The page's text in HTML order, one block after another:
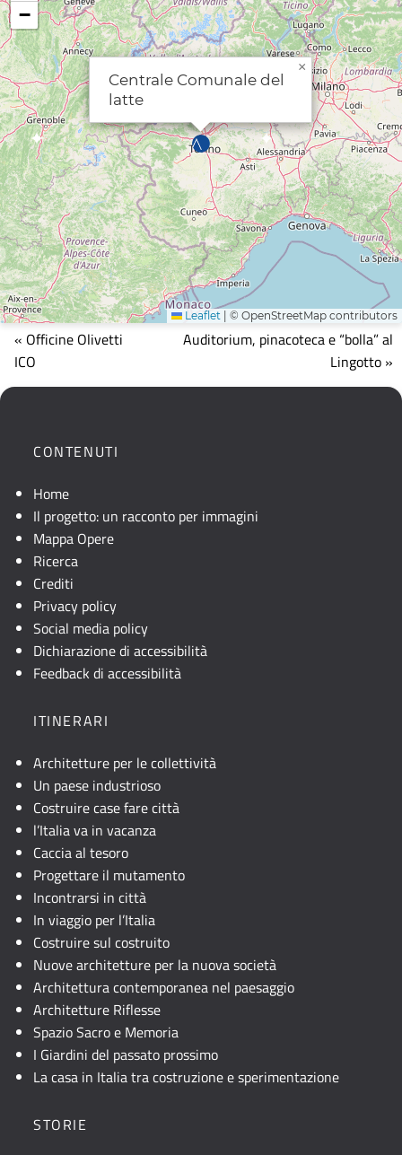
Centrale Comunale del
latte
×
−
Leaflet | © OpenStreetMap contributors
Mappa
che
la
geografica
mappa
non
visibile,
consultare
descrizione
JavaScript.
« Officine Olivetti
ICO
Auditorium, pinacoteca e “bolla” al
Lingotto »
CONTENUTI
Home
Il progetto: un racconto per immagini
Mappa Opere
Ricerca
Crediti
Privacy policy
Social media policy
Dichiarazione di accessibilità
Feedback di accessibilità
ITINERARI
Architetture per le collettività
Un paese industrioso
Costruire case fare città
l’Italia va in vacanza
Caccia al tesoro
Progettare il mutamento
Incontrarsi in città
In viaggio per l’Italia
Costruire sul costruito
Nuove architetture per la nuova società
Architettura contemporanea nel paesaggio
Architetture Riflesse
Spazio Sacro e Memoria
I Giardini del passato prossimo
La casa in Italia tra costruzione e sperimentazione
STORIE